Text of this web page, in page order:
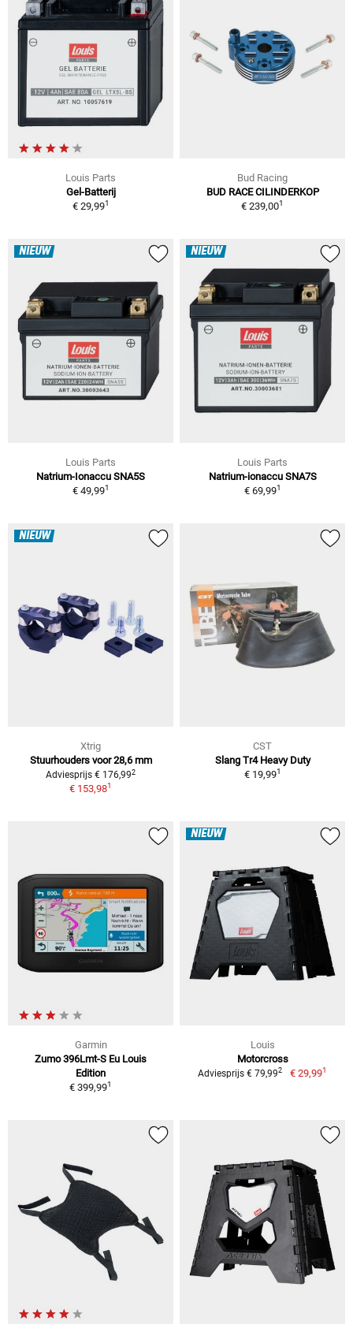
Louis Parts
Gel-Batterij
€ 29,991
Bud Racing
BUD RACE CILINDERKOP
€ 239,001
NIEUW
Louis Parts
Natrium-Ionaccu SNA5S
€ 49,991
NIEUW
Louis Parts
Natrium-ionaccu SNA7S
€ 69,991
NIEUW
Xtrig
Stuurhouders voor 28,6 mm
Adviesprijs € 176,992
€ 153,981
CST
Slang Tr4 Heavy Duty
€ 19,991
Garmin
Zumo 396Lmt-S Eu Louis
Edition
€ 399,991
NIEUW
Louis
Motorcross
Adviesprijs € 79,992 € 29,991